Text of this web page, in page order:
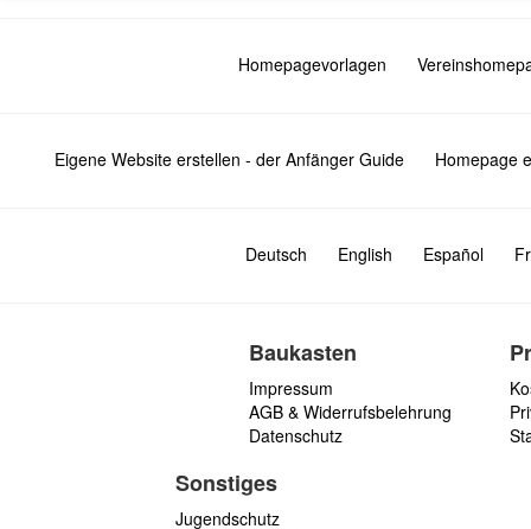
Homepagevorlagen
Eigene Website erstellen - der Anfänger Guide Homepage
Deutsch English Español
Baukasten
Impressum
AGB & Widerrufsbelehrung
Datenschutz
Sonstiges
Jugendschutz